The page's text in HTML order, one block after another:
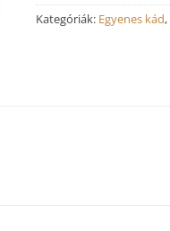
Kategóriák: Egyenes kád,